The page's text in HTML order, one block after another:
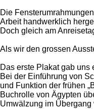
Die
Arbeit handwerklich
Doch gleich am
Als wir den grossen
Das erste Plakat gab
Bei der Einführung von
und Funktion der frühen
Buchrolle von Ägypten
Umwälzung im Übergang